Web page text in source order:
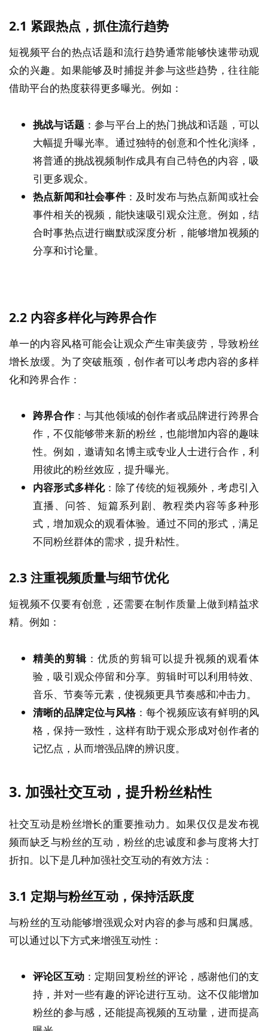
2.1 紧跟热点，抓住流行趋势
短视频平台的热点话题和流行趋势通常能够快速带动观
众的兴趣。如果能够及时捕捉并参与这些趋势，往往能
借助平台的热度获得更多曝光。例如：
挑战与话题：参与平台上的热门挑战和话题，可以
大幅提升曝光率。通过独特的创意和个性化演绎，
将普通的挑战视频制作成具有自己特色的内容，吸
引更多观众。
热点新闻和社会事件：及时发布与热点新闻或社会
事件相关的视频，能快速吸引观众注意。例如，结
合时事热点进行幽默或深度分析，能够增加视频的
分享和讨论量。
2.2 内容多样化与跨界合作
单一的内容风格可能会让观众产生审美疲劳，导致粉丝
增长放缓。为了突破瓶颈，创作者可以考虑内容的多样
化和跨界合作：
跨界合作：与其他领域的创作者或品牌进行跨界合
作，不仅能够带来新的粉丝，也能增加内容的趣味
性。例如，邀请知名博主或专业人士进行合作，利
用彼此的粉丝效应，提升曝光。
内容形式多样化：除了传统的短视频外，考虑引入
直播、问答、短篇系列剧、教程类内容等多种形
式，增加观众的观看体验。通过不同的形式，满足
不同粉丝群体的需求，提升粘性。
2.3 注重视频质量与细节优化
短视频不仅要有创意，还需要在制作质量上做到精益求
精。例如：
精美的剪辑 ：优质的剪辑可以提升视频的观看体
验，吸引观众停留和分享。剪辑时可以利用特效、
音乐、节奏等元素，使视频更具节奏感和冲击力。
清晰的品牌定位与风格：每个视频应该有鲜明的风
格，保持一致性，这样有助于观众形成对创作者的
记忆点，从而增强品牌的辨识度。
3. 加强社交互动，提升粉丝粘性
社交互动是粉丝增长的重要推动力。如果仅仅是发布视
频而缺乏与粉丝的互动，粉丝的忠诚度和参与度将大打
折扣。以下是几种加强社交互动的有效方法：
3.1 定期与粉丝互动，保持活跃度
与粉丝的互动能够增强观众对内容的参与感和归属感。
可以通过以下方式来增强互动性：
评论区互动：定期回复粉丝的评论，感谢他们的支
持，并对一些有趣的评论进行互动。这不仅能增加
粉丝的参与感，还能提高视频的互动量，进而提高